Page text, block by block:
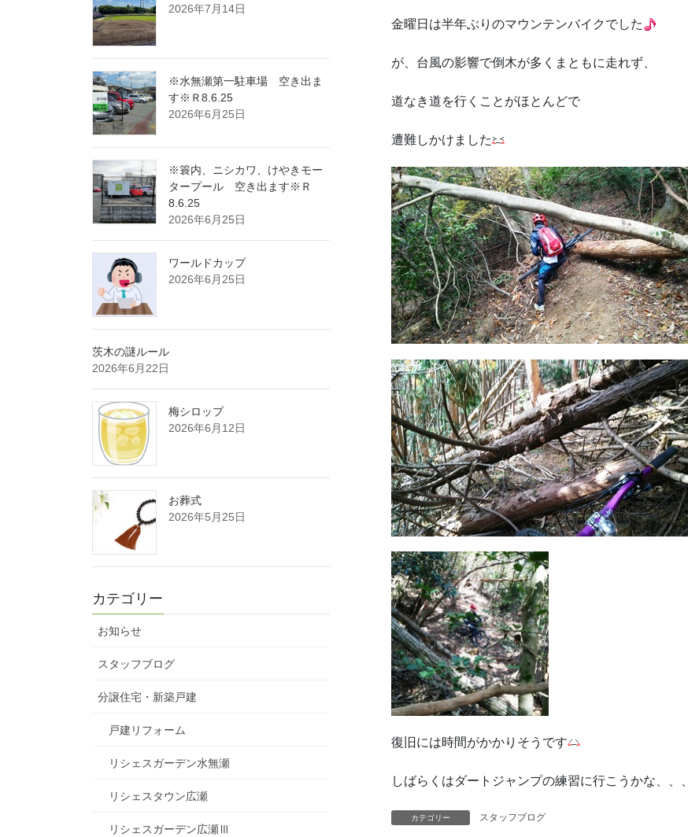
金曜日は半年ぶりのマウンテンバイクでした
が、台風の影響で倒木が多くまともに走れず、
道なき道を行くことがほとんどで
遭難しかけました
復旧には時間がかかりそうです
しばらくはダートジャンプの練習に行こうかな、、、
カテゴリー スタッフブログ
2026年7月14日
※水無瀬第一駐車場 空き出ま
す※Ｒ8.6.25
2026年6月25日
※簑内、ニシカワ、けやきモー
タープール 空き出ます※Ｒ
8.6.25
2026年6月25日
ワールドカップ
2026年6月25日
茨木の謎ルール
2026年6月22日
梅シロップ
2026年6月12日
お葬式
2026年5月25日
カテゴリー
お知らせ
スタッフブログ
分譲住宅・新築戸建
戸建リフォーム
リシェスガーデン水無瀬
リシェスタウン広瀬
リシェスガーデン広瀬Ⅲ